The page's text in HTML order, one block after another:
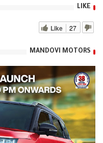
LIKE
Like 27
MANDOVI MOTORS